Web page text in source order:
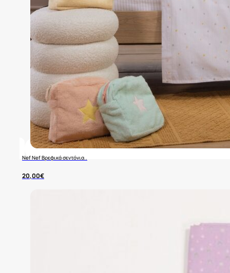
Nef Nef Βρεφικά σεντόνια..
20,00€